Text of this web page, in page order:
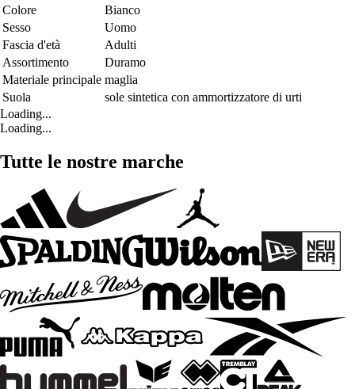
Colore
Bianco
Sesso
Uomo
Fascia d'età
Adulti
Assortimento
Duramo
Materiale principale maglia
Suola
sole sintetica con ammortizzatore di urti
Loading...
Loading...
Tutte le nostre marche